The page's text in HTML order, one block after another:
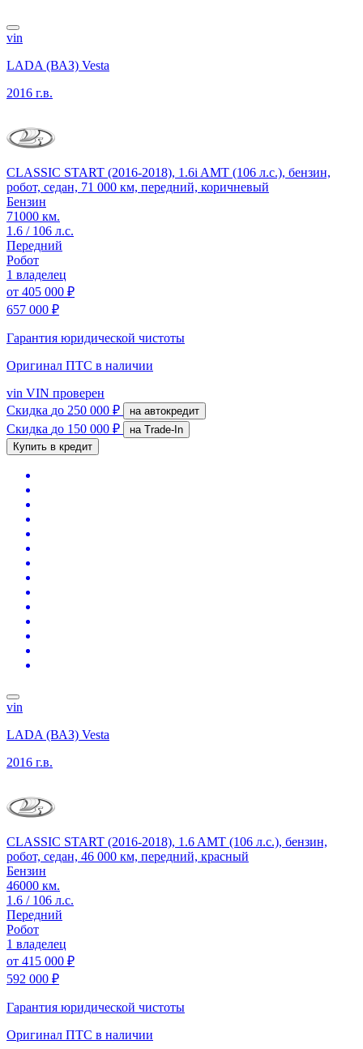
vin
LADA (ВАЗ) Vesta
2016 г.в.
CLASSIC START (2016-2018), 1.6i AMT (106 л.с.), бензин,
робот, седан, 71 000 км, передний, коричневый
Бензин
71000 км.
1.6 / 106 л.с.
Передний
Робот
1 владелец
от 405 000 ₽
657 000 ₽
Гарантия юридической чистоты
Оригинал ПТС в наличии
vin VIN проверен
Скидка до 250 000 ₽ на автокредит
Скидка до 150 000 ₽
на Trade-In
Купить в кредит
vin
LADA (ВАЗ) Vesta
2016 г.в.
CLASSIC START (2016-2018), 1.6 AMT (106 л.с.), бензин,
робот, седан, 46 000 км, передний, красный
Бензин
46000 км.
1.6 / 106 л.с.
Передний
Робот
1 владелец
от 415 000 ₽
592 000 ₽
Гарантия юридической чистоты
Оригинал ПТС в наличии